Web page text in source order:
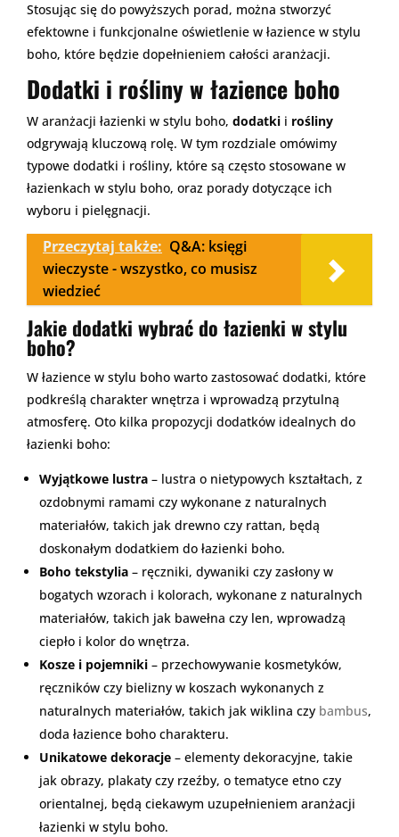
Stosując się do powyższych porad, można stworzyć
efektowne i funkcjonalne oświetlenie w łazience w stylu
boho, które będzie dopełnieniem całości aranżacji.
Dodatki i rośliny w łazience boho
W aranżacji łazienki w stylu boho, dodatki i rośliny
odgrywają kluczową rolę. W tym rozdziale omówimy
typowe dodatki i rośliny, które są często stosowane w
łazienkach w stylu boho, oraz porady dotyczące ich
wyboru i pielęgnacji.
Przeczytaj także: Q&A: księgi
wieczyste - wszystko, co musisz
wiedzieć
Jakie dodatki wybrać do łazienki w stylu
boho?
W łazience w stylu boho warto zastosować dodatki, które
podkreślą charakter wnętrza i wprowadzą przytulną
atmosferę. Oto kilka propozycji dodatków idealnych do
łazienki boho:
Wyjątkowe lustra – lustra o nietypowych kształtach, z
ozdobnymi ramami czy wykonane z naturalnych
materiałów, takich jak drewno czy rattan, będą
doskonałym dodatkiem do łazienki boho.
Boho tekstylia – ręczniki, dywaniki czy zasłony w
bogatych wzorach i kolorach, wykonane z naturalnych
materiałów, takich jak bawełna czy len, wprowadzą
ciepło i kolor do wnętrza.
Kosze i pojemniki – przechowywanie kosmetyków,
ręczników czy bielizny w koszach wykonanych z
naturalnych materiałów, takich jak wiklina czy bambus,
doda łazience boho charakteru.
Unikatowe dekoracje – elementy dekoracyjne, takie
jak obrazy, plakaty czy rzeźby, o tematyce etno czy
orientalnej, będą ciekawym uzupełnieniem aranżacji
łazienki w stylu boho.